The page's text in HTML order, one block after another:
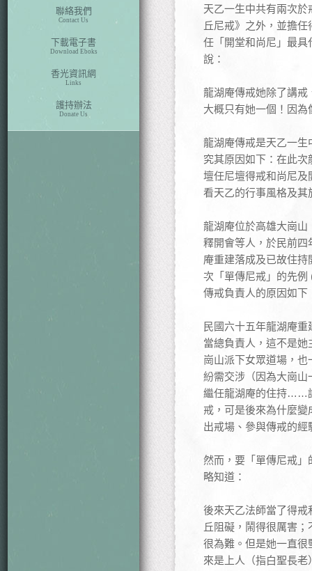
聯絡我們
Contact Us
下載電子書
Download Eboks
香光資訊網
Links
護持辦法
Donate Us
天乙一生中共有兩次
丘尼戒》之外，並擔
任「開堂和尚尼」最
說：
龍湖庵傳戒她除了講
大概只有她一個！因
龍湖庵傳戒是天乙一
究其原因如下：在此
壇任尼壇得戒和尚尼
看天乙的行事風格及
龍湖庵位於高雄大崗
釋開會等人，於民前
庵重建落成及已故住
次「單傳尼戒」的先
傳戒負責人的原因如
民國六十五年龍湖庵
當總負責人，這不是
崗山派下女眾道場，
紛需交涉（因為大崗
繼任龍湖庵的住持……
戒，可是後來為什麼
出戒場、參與傳戒的
然而，要「單傳尼戒
略知道：
後來天乙法師當了得
丘阻礙，鬧得很厲害
很為難。但是她一直
來是上人（指白聖長